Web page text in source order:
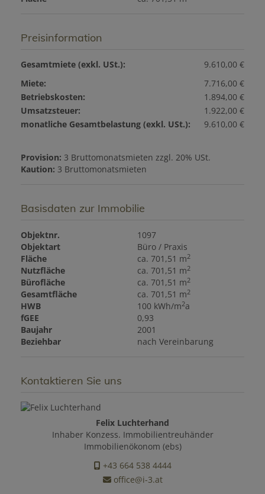
Preisinformation
Gesamtmiete (exkl. USt.):
9.610,00 €
Miete:
7.716,00 €
Betriebskosten:
1.894,00 €
Umsatzsteuer:
1.922,00 €
monatliche Gesamtbelastung (exkl. USt.):
9.610,00 €
Provision: 3 Bruttomonatsmieten zzgl. 20% USt.
Kaution: 3 Bruttomonatsmieten
Basisdaten zur Immobilie
Objektnr.
1097
Objektart
Büro / Praxis
Fläche
ca. 701,51 m2
Nutzfläche ca. 701,51 m2
Bürofläche ca. 701,51 m2
Gesamtfläche ca. 701,51 m2
HWB 100 kWh/m2a
fGEE
0,93
Baujahr
2001
Beziehbar
nach Vereinbarung
Kontaktieren Sie uns
Felix Luchterhand
Inhaber Konzess. Immobilientreuhänder
Immobilienökonom (ebs)
+43 664 538 4444
office@i-3.at